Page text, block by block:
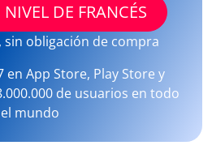
DE FRANCÉS
obligación de compra
en App Store, Play Store y
de usuarios en todo
el mundo